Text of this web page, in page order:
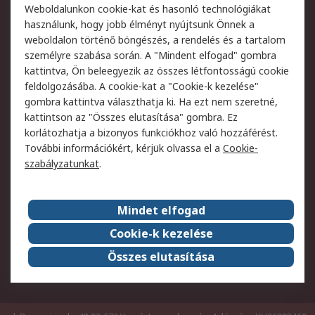
Szolgáltatások
Jogi
Adatvédelmi
szabályzat
Az RS értékesítési
feltételei
Cookie szabályzat
Email biztonság
Webhelyre vonatkozó
feltételek
Weboldal felhasználói
szabályzata
Képviseletek
Rólunk
Vállalatcsoport
Karrier
Díjak és elismerések
ESG globális célok
Weboldalunkon cookie-kat és hasonló technológiákat
használunk, hogy jobb élményt nyújtsunk Önnek a
weboldalon történő böngészés, a rendelés és a tartalom
személyre szabása során. A "Mindent elfogad" gombra
kattintva, Ön beleegyezik az összes létfontosságú cookie
feldolgozásába. A cookie-kat a "Cookie-k kezelése"
gombra kattintva választhatja ki. Ha ezt nem szeretné,
kattintson az "Összes elutasítása" gombra. Ez
korlátozhatja a bizonyos funkciókhoz való hozzáférést.
További információkért, kérjük olvassa el a Cookie-
szabályzatunkat.
Mindet elfogad
Cookie-k kezelése
Összes elutasítása